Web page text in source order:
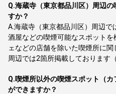
Q.海蔵寺（東京都品川区）周辺
すか？
A.海蔵寺（東京都品川区）周辺
酒屋などの喫煙可能なスポット
ェなどの店舗を除いた喫煙所に関
周辺では2箇所掲載しております
Q.喫煙所以外の喫煙スポット（
ができますか？